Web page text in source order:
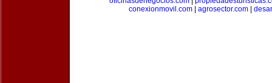
conexionmovil.com
agrosector.com